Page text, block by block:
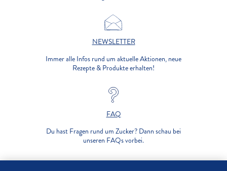
NEWSLETTER
Immer alle Infos rund um aktuelle Aktionen, neue
Rezepte & Produkte erhalten!
FAQ
Du hast Fragen rund um Zucker? Dann schau bei
unseren FAQs vorbei.